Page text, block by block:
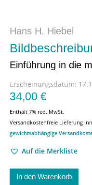
Hans H. Hiebel
Einführung in die
Erscheinungsdatum:
34,00 €
Enthält 7% red. MwSt.
Versandkostenfreie Lieferung
gewichtsabhängige
Auf die Merkliste
In den Warenkorb